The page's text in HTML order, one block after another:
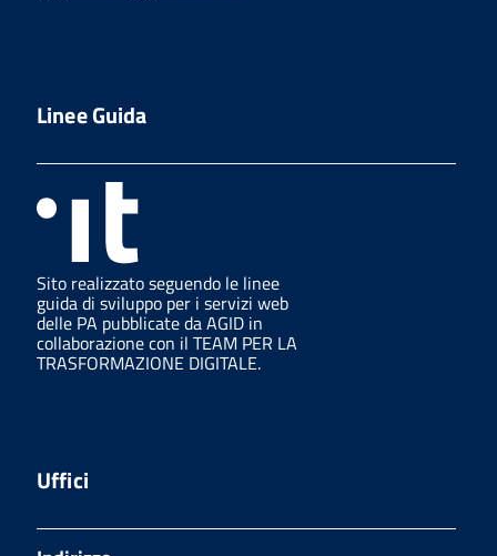
Linee Guida
Sito realizzato seguendo le linee
guida di sviluppo per i servizi web
delle PA pubblicate da AGID in
collaborazione con il TEAM PER LA
TRASFORMAZIONE DIGITALE.
Uffici